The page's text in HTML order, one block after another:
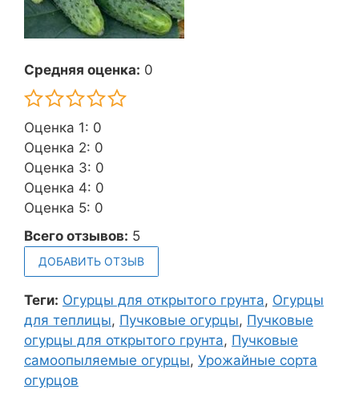
Средняя оценка: 0
Оценка 1: 0
Оценка 2: 0
Оценка 3: 0
Оценка 4: 0
Оценка 5: 0
Всего отзывов: 5
ДОБАВИТЬ ОТЗЫВ
Теги: Огурцы для открытого грунта, Огурцы
для теплицы, Пучковые огурцы, Пучковые
огурцы для открытого грунта, Пучковые
самоопыляемые огурцы, Урожайные сорта
огурцов